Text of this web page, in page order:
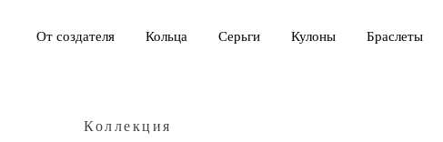
От создателя Кольца Серьги Кулоны Браслеты
Коллекция